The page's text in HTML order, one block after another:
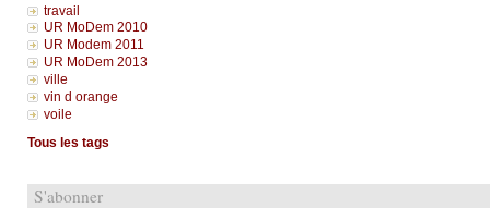
travail
UR MoDem 2010
UR Modem 2011
UR MoDem 2013
ville
vin d orange
voile
Tous les tags
S'abonner